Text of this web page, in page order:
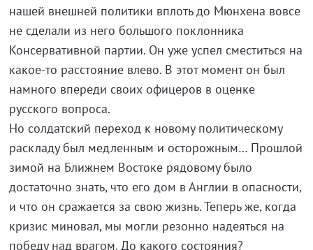
нашей внешней политики вплоть до Мюнхена вовсе
не сделали из него большого поклонника
Консервативной партии. Он уже успел сместиться на
какое-то расстояние влево. В этот момент он был
намного впереди своих офицеров в оценке
русского вопроса.
Но солдатский переход к новому политическому
раскладу был медленным и осторожным… Прошлой
зимой на Ближнем Востоке рядовому было
достаточно знать, что его дом в Англии в опасности,
и что он сражается за свою жизнь. Теперь же, когда
кризис миновал, мы могли резонно надеяться на
победу над врагом. До какого состояния?